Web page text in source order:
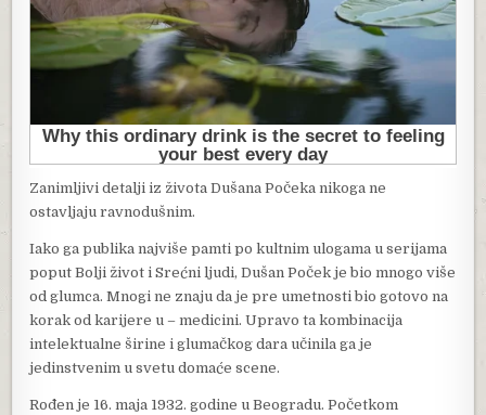
Zanimljivi detalji iz života Dušana Počeka nikoga ne
ostavljaju ravnodušnim.
Iako ga publika najviše pamti po kultnim ulogama u serijama
poput Bolji život i Srećni ljudi, Dušan Poček je bio mnogo više
od glumca. Mnogi ne znaju da je pre umetnosti bio gotovo na
korak od karijere u – medicini. Upravo ta kombinacija
intelektualne širine i glumačkog dara učinila ga je
jedinstvenim u svetu domaće scene.
Rođen je 16. maja 1932. godine u Beogradu. Početkom